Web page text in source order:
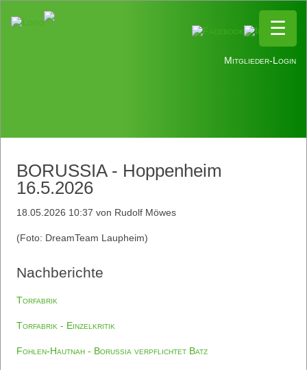
☰
☰
Mitglieder-Login
BORUSSIA - Hoppenheim
16.5.2026
18.05.2026 10:37 von Rudolf Möwes
(Foto: DreamTeam Laupheim)
Nachberichte
Torfabrik
Torfabrik - Einzelkritik
Fohlen-Hautnah - Borussia verpflichtet Batz